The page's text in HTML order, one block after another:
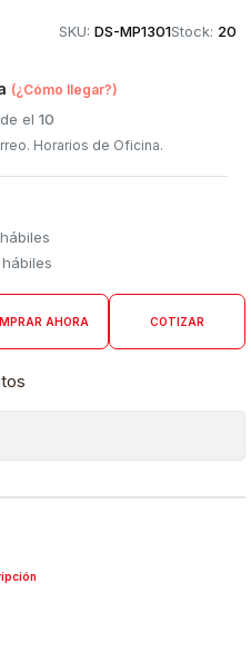
SKU: DS-MP1301Stock: 20
(¿Cómo llegar?)
el10
Horarios de Oficina.
AHORA COTIZAR